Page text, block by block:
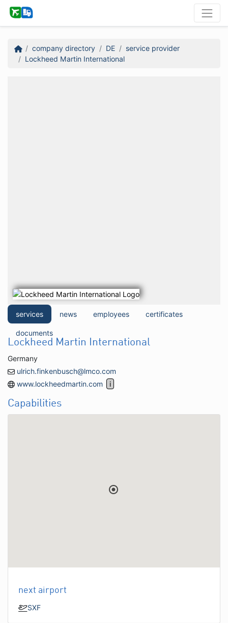
company directory DE
service provider
Lockheed Martin International
services news employees certificates
documents
Lockheed Martin International
Germany
ulrich.finkenbusch@lmco.com
www.lockheedmartin.com
Capabilities
next airport
SXF